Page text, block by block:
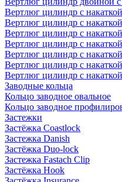
Вертлюг цилиндр с накаткой
Вертлюг цилиндр с
Вертлюг цилиндр с
Вертлюг цилиндр с
Вертлюг цилиндр с
Вертлюг цилиндр с
Вертлюг цилиндр с
Заводные кольца
Кольцо заводное овальное
Кольцо заводное
Застежки
Застёжка Coastlock
Застежка Danish
Застёжка Duo-lock
Застежка Fastach Clip
Застёжка Hook